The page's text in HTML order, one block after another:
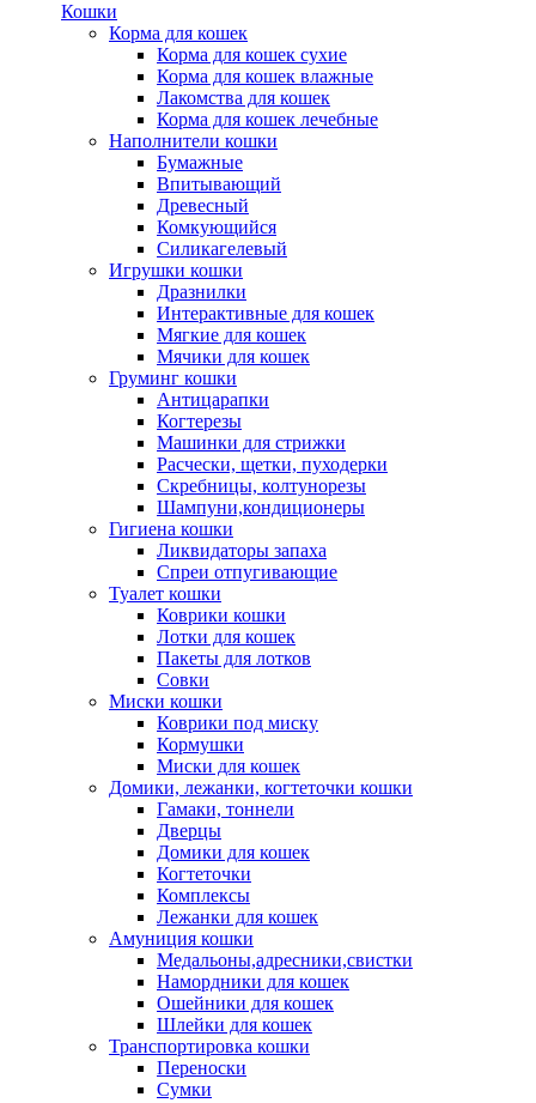
Кошки
Корма для кошек
Корма для кошек сухие
Корма для кошек влажные
Лакомства для кошек
Корма для кошек лечебные
Наполнители кошки
Бумажные
Впитывающий
Древесный
Комкующийся
Силикагелевый
Игрушки кошки
Дразнилки
Интерактивные для кошек
Мягкие для кошек
Мячики для кошек
Груминг кошки
Антицарапки
Когтерезы
Машинки для стрижки
Расчески, щетки, пуходерки
Скребницы, колтунорезы
Шампуни,кондиционеры
Гигиена кошки
Ликвидаторы запаха
Спреи отпугивающие
Туалет кошки
Коврики кошки
Лотки для кошек
Пакеты для лотков
Совки
Миски кошки
Коврики под миску
Кормушки
Миски для кошек
Домики, лежанки, когтеточки кошки
Гамаки, тоннели
Дверцы
Домики для кошек
Когтеточки
Комплексы
Лежанки для кошек
Амуниция кошки
Медальоны,адресники,свистки
Намордники для кошек
Ошейники для кошек
Шлейки для кошек
Транспортировка кошки
Переноски
Сумки